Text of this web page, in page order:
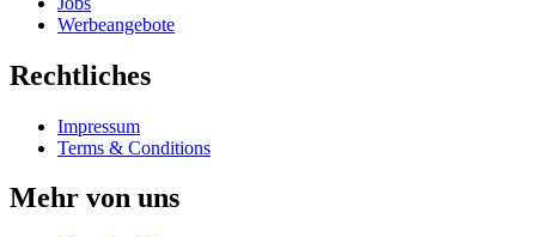
Werbeangebote
Rechtliches
Impressum
Terms & Conditions
Mehr von uns